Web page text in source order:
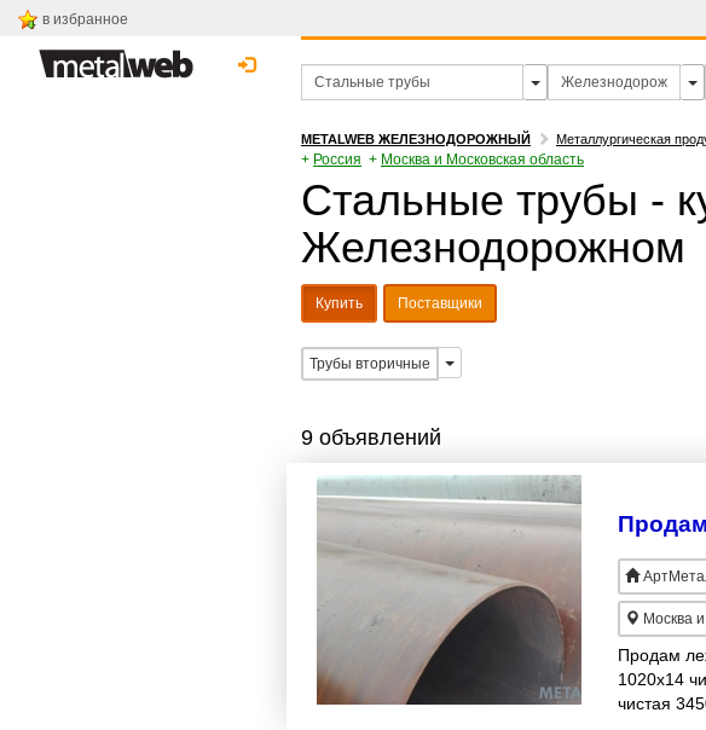
в избранное
METALWEB ЖЕЛЕЗНОДОРОЖНЫЙ Металлургическая
+ Россия + Москва и Московская область
Стальные трубы -
Железнодорожном
Купить Поставщики
Трубы вторичные
9 объявлений
Москва и
Продам
1020х14
чистая